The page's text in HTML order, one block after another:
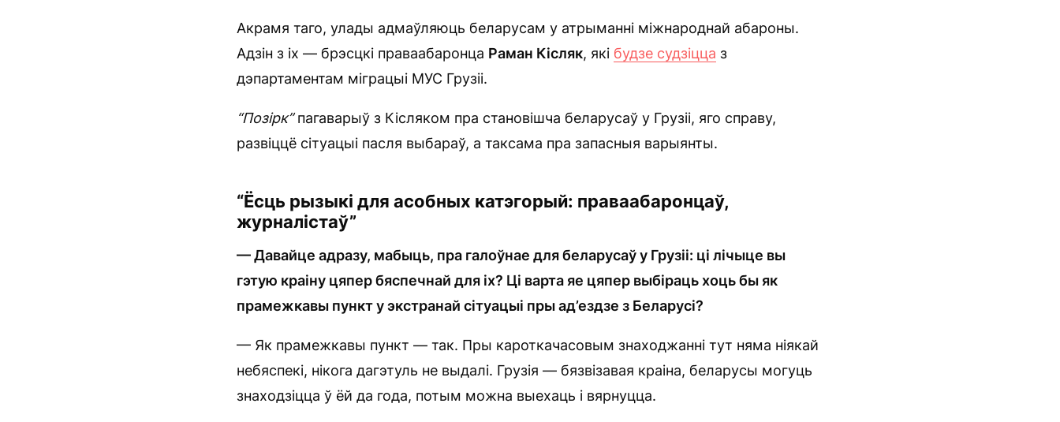
Акрамя таго, улады адмаўляюць беларусам у атрыманні міжнароднай абароны.
Адзін з іх — брэсцкі праваабаронца Раман Кісляк, які будзе судзіцца з
дэпартаментам міграцыі МУС Грузіі.
“Позірк”пагаварыў з Кісляком пра становішча беларусаў у Грузіі, яго справу,
развіццё сітуацыі пасля выбараў, а таксама пра запасныя варыянты.
“Ёсць рызыкі для асобных катэгорый: праваабаронцаў,
журналістаў”
— Давайце адразу, мабыць, пра галоўнае для беларусаў у Грузіі: ці лічыце вы
гэтую краіну цяпер бяспечнай для іх? Ці варта яе цяпер выбіраць хоць бы як
прамежкавы пункт у экстранай сітуацыі пры ад’ездзе з Беларусі?
— Як прамежкавы пункт — так. Пры кароткачасовым знаходжанні тут няма ніякай
небяспекі, нікога дагэтуль не выдалі. Грузія — бязвізавая краіна, беларусы могуць
знаходзіцца ў ёй да года, потым можна выехаць і вярнуцца.